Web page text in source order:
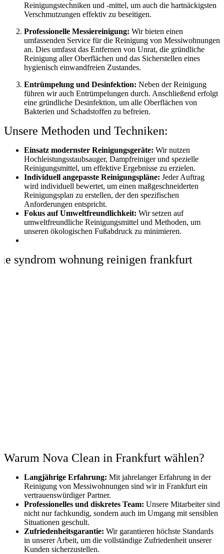
Reinigungstechniken und -mittel, um auch die hartnäckigsten
Verschmutzungen effektiv zu beseitigen.
Professionelle Messiereinigung: Wir bieten einen
umfassenden Service für die Reinigung von Messiwohnungen
an. Dies umfasst das Entfernen von Unrat, die gründliche
Reinigung aller Oberflächen und das Sicherstellen eines
hygienisch einwandfreien Zustandes.
Entrümpelung und Desinfektion: Neben der Reinigung
führen wir auch Entrümpelungen durch. Anschließend erfolgt
eine gründliche Desinfektion, um alle Oberflächen von
Bakterien und Schadstoffen zu befreien.
Unsere Methoden und Techniken:
Einsatz modernster Reinigungsgeräte: Wir nutzen
Hochleistungsstaubsauger, Dampfreiniger und spezielle
Reinigungsmittel, um effektive Ergebnisse zu erzielen.
Individuell angepasste Reinigungspläne: Jeder Auftrag
wird individuell bewertet, um einen maßgeschneiderten
Reinigungsplan zu erstellen, der den spezifischen
Anforderungen entspricht.
Fokus auf Umweltfreundlichkeit: Wir setzen auf
umweltfreundliche Reinigungsmittel und Methoden, um
unseren ökologischen Fußabdruck zu minimieren.
Warum Nova Clean in Frankfurt wählen?
Langjährige Erfahrung: Mit jahrelanger Erfahrung in der
Reinigung von Messiwohnungen sind wir in Frankfurt ein
vertrauenswürdiger Partner.
Professionelles und diskretes Team: Unsere Mitarbeiter sind
nicht nur fachkundig, sondern auch im Umgang mit sensiblen
Situationen geschult.
Zufriedenheitsgarantie: Wir garantieren höchste Standards
in unserer Arbeit, um die vollständige Zufriedenheit unserer
Kunden sicherzustellen.